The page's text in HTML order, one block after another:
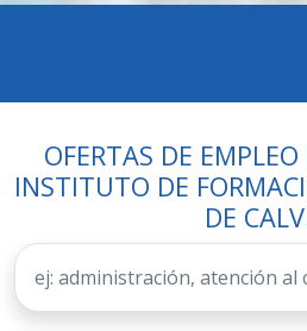
OFERTAS DE
INSTITUTO DE
DE